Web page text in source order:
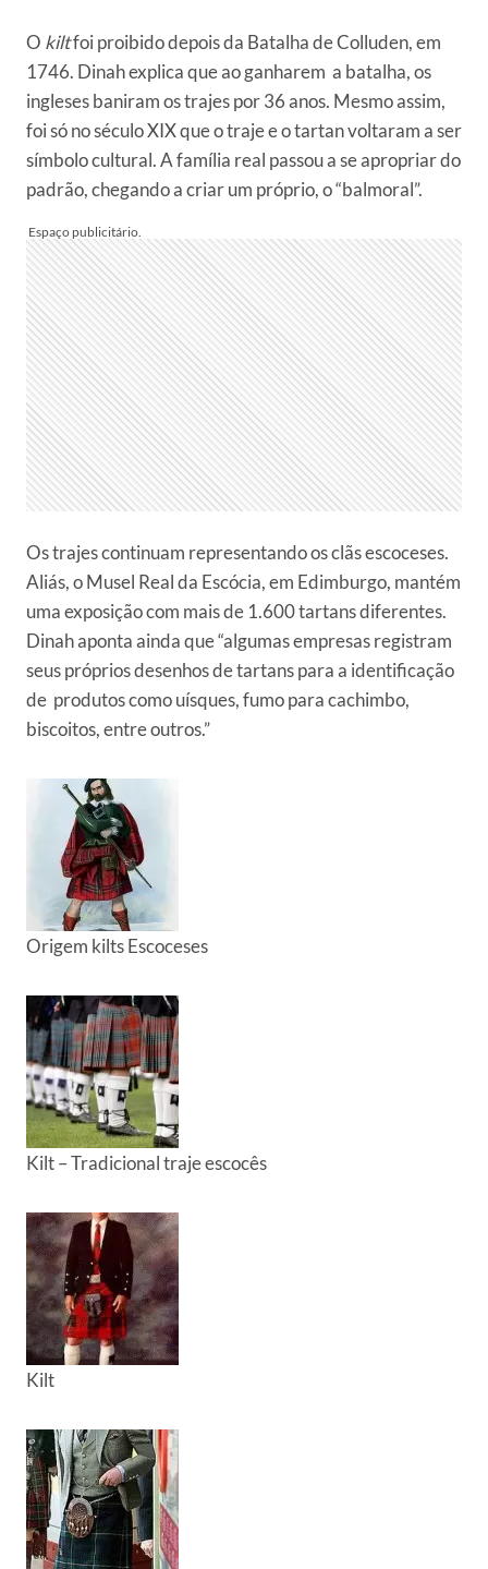
O kiltfoi proibido depois da Batalha de Colluden, em
1746. Dinah explica que ao ganharem a batalha, os
ingleses baniram os trajes por 36 anos. Mesmo assim,
foi só no século XIX que o traje e o tartan voltaram a ser
símbolo cultural. A família real passou a se apropriar do
padrão, chegando a criar um próprio, o “balmoral”.
Os trajes continuam representando os clãs escoceses.
Aliás, o Musel Real da Escócia, em Edimburgo, mantém
uma exposição com mais de 1.600 tartans diferentes.
Dinah aponta ainda que “algumas empresas registram
seus próprios desenhos de tartans para a identificação
de produtos como uísques, fumo para cachimbo,
biscoitos, entre outros.”
Origem kilts Escoceses
Kilt – Tradicional traje escocês
Kilt